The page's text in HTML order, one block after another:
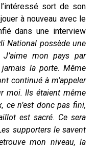
sort de son
à nouveau avec le
dans une interview
National possède une
mon pays par
la porte. Même
continué à m’appeler
moi. Ils étaient même
ce n’est donc pas fini,
est sacré. Ce sera
supporters le savent
mon niveau, la